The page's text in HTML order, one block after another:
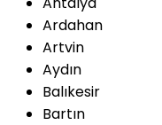
Ardahan
Artvin
Aydın
Balıkesir
Bartın